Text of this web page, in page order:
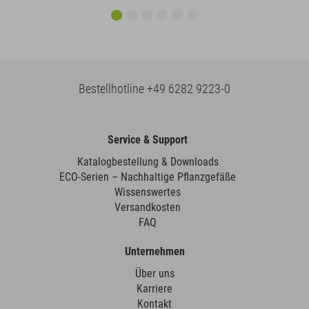
Bestellhotline+49 6282 9223-0
Service & Support
Katalogbestellung & Downloads
ECO-Serien – Nachhaltige Pflanzgefäße
Wissenswertes
Versandkosten
FAQ
Unternehmen
Über uns
Karriere
Kontakt